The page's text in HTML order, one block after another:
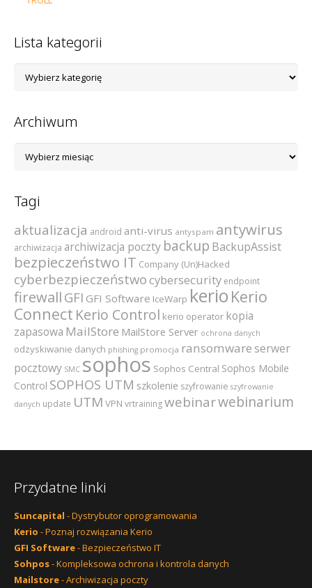
Lista kategorii
kategorii
Archiwum
Tagi
aktualizacja android anti-virus antyspam antywirus
archiwizacja archiwizacja poczty backup BackupAssist
bezpieczeństwo IT Company (Un)Hacked
cyberbezpieczeństwocybersecurity endpoint
firewall GFI GFI Software IceWarp kerio Kerio
Connect Kerio Control kerio operator kopia
zapasowa MailStore MailStore Server ochrona danych
odzyskiwanie danych phishing promocja ransomware serwer
pocztowy SMC sophos Sophos Central Sophos Mobile
Control SOPHOS UTM szkolenie szyfrowanie szyfrowanie
danych update UTM VPN vrtrainingwebinarwebinarium
Przydatne linki
Suncapital - Dystrybutor oprogramowania
Kerio - Poznaj rozwiązania Kerio
GFI Software- Bezpieczeństwo IT
Sohpos- Kompleksowa ochrona i kontrola danych
Mailstore- Archiwizacja poczty